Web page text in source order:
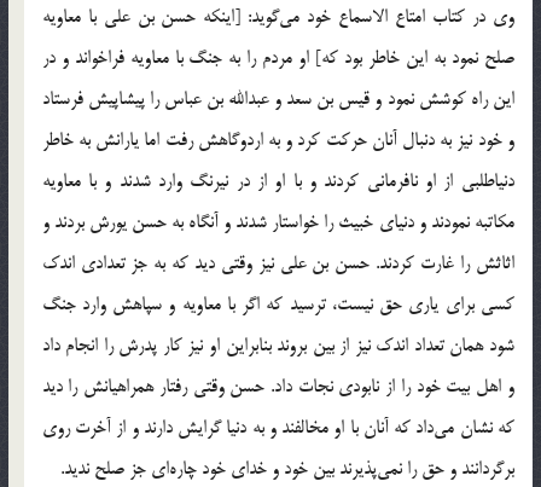
وی در کتاب امتاع الاسماع خود می‌گوید: [اینکه حسن بن علی با معاویه
صلح نمود به این خاطر بود که] او مردم را به جنگ با معاویه فراخواند و در
این راه کوشش نمود و قیس بن سعد و عبدالله بن عباس را پیشاپیش فرستاد
و خود نیز به دنبال آنان حرکت کرد و به اردوگاهش رفت اما یارانش به خاطر
دنیاطلبی از او نافرمانی کردند و با او از در نیرنگ وارد شدند و با معاویه
مکاتبه نمودند و دنیای خبیث را خواستار شدند و آنگاه به حسن یورش بردند و
اثاثش را غارت کردند. حسن بن علی نیز وقتی دید که به جز تعدادی اندک
کسی برای یاری حق نیست، ترسید که اگر با معاویه و سپاهش وارد جنگ
شود همان تعداد اندک نیز از بین بروند بنابراین او نیز کار پدرش را انجام داد
و اهل بیت خود را از نابودی نجات داد. حسن وقتی رفتار همراهیانش را دید
که نشان می‌داد که آنان با او مخالفند و به دنیا گرایش دارند و از آخرت روی
برگردانند و حق را نمی‌پذیرند بین خود و خدای خود چاره‌ای جز صلح ندید.